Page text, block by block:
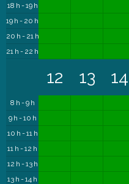
18 h - 19 h
19 h - 20 h
20 h - 21 h
21 h - 22 h
8 h - 9 h
9 h - 10 h
10 h - 11 h
11 h - 12 h
12 h - 13 h
13 h - 14 h
12 13 14